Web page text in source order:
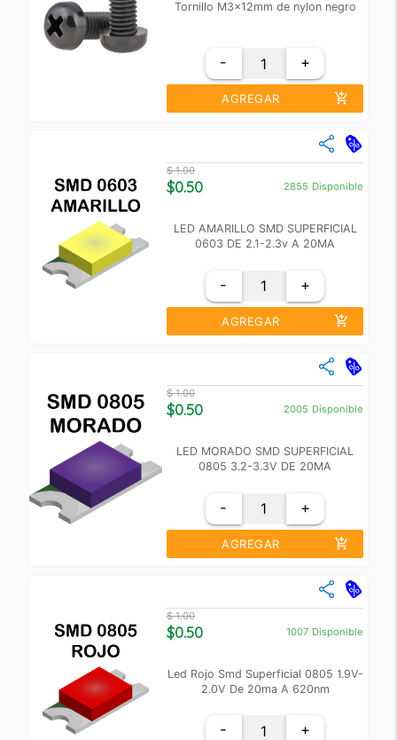
Tornillo M3x12mm de nylon negro
- +
AGREGAR add_shopping_cart
close
Precio Unidad
+10
+100
$ 1.00
$0.50 2855 Disponible
LED AMARILLO SMD SUPERFICIAL
0603 DE 2.1-2.3v A 20MA
- +
AGREGAR add_shopping_cart
close
Precio Unidad
+10
+100
$ 1.00
$0.50 2005 Disponible
LED MORADO SMD SUPERFICIAL
0805 3.2-3.3V DE 20MA
- +
AGREGAR add_shopping_cart
close
Precio Unidad
+10
+100
$ 1.00
$0.50 1007 Disponible
Led Rojo Smd Superficial 0805 1.9V-
2.0V De 20ma A 620nm
- +